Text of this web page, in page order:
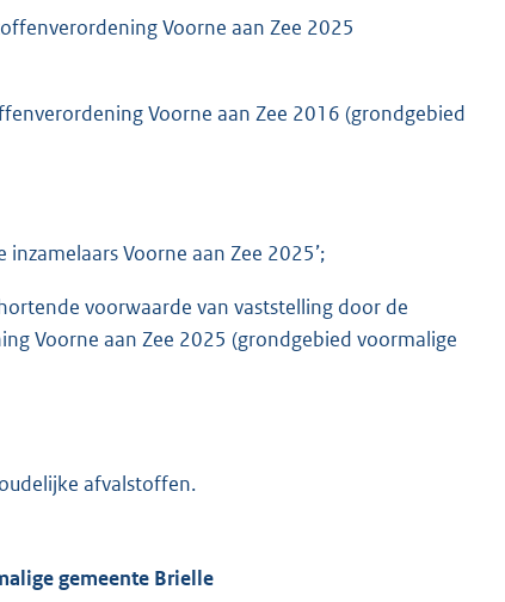
Voorne aan Zee 2025
Voorne aan Zee 2016 (grondgebied
Voorne aan Zee 2025’;
voorwaarde van vaststelling door de
Voorne aan Zee 2025 (grondgebied voormalige
afvalstoffen.
gemeente Brielle